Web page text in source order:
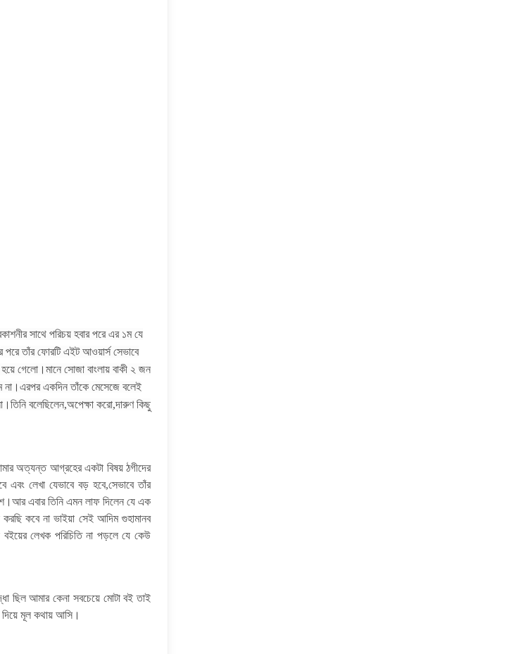
সাথে পরিচয় হবার পরে এর ১ম যে
পরে তাঁর ফোরটি এইট আওয়ার্স সেভাবে
গেলো।মানে সোজা বাংলায় বাকী ২ জন
না।এরপর একদিন তাঁকে মেসেজে বলেই
বলেছিলেন,অপেক্ষা করো,দারুণ কিছু
অত্যন্ত আগ্রহের একটা বিষয় ঠগীদের
লেখা যেভাবে বড় হবে,সেভাবে তাঁর
এবার তিনি এমন লাফ দিলেন যে এক
কবে না ভাইয়া সেই আদিম গুহামানব
বইয়ের লেখক পরিচিতি না পড়লে যে কেউ
ছিল আমার কেনা সবচেয়ে মোটা বই তাই
মূল কথায় আসি।